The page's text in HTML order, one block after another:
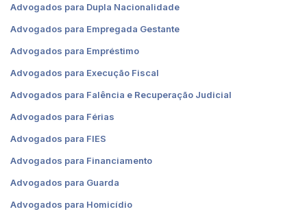
Advogados para Dupla Nacionalidade
Advogados para Empregada Gestante
Advogados para Empréstimo
Advogados para Execução Fiscal
Advogados para Falência e Recuperação Judicial
Advogados para Férias
Advogados para FIES
Advogados para Financiamento
Advogados para Guarda
Advogados para Homicídio